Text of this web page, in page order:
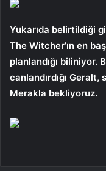
Yukarıda belirtildiği
The Witcher’ın en
planlandığı biliniyor.
canlandırdığı
Merakla bekliyoruz.